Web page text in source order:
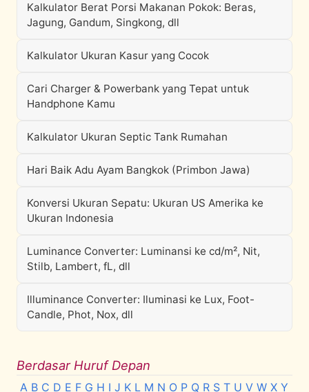
Kalkulator Berat Porsi Makanan Pokok: Beras,
Jagung, Gandum, Singkong, dll
Kalkulator Ukuran Kasur yang Cocok
Cari Charger & Powerbank yang Tepat untuk
Handphone Kamu
Kalkulator Ukuran Septic Tank Rumahan
Hari Baik Adu Ayam Bangkok (Primbon Jawa)
Konversi Ukuran Sepatu: Ukuran US Amerika ke
Ukuran Indonesia
Luminance Converter: Luminansi ke cd/m², Nit,
Stilb, Lambert, fL, dll
Illuminance Converter: Iluminasi ke Lux, Foot-
Candle, Phot, Nox, dll
Berdasar Huruf Depan
A B C D E F G H I J K L M N O P Q R S T U V W X Y